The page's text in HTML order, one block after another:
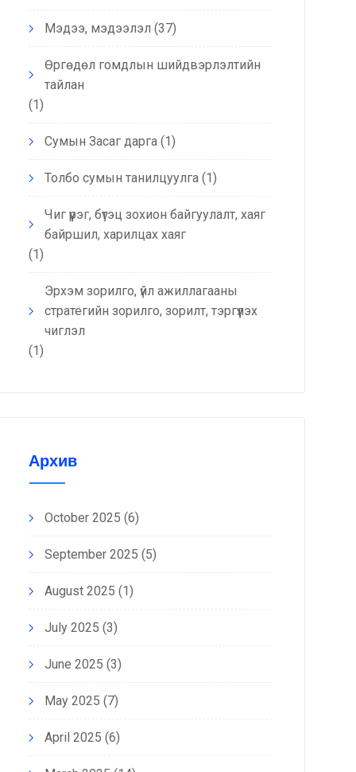
Мэдээ, мэдээлэл (37)
Өргөдөл гомдлын шийдвэрлэлтийн
тайлан
(1)
Сумын Засаг дарга(1)
Толбо сумын танилцуулга(1)
Чиг үүрэг, бүтэц зохион байгуулалт, хаяг
байршил, харилцах хаяг
(1)
Эрхэм зорилго, үйл ажиллагааны
стратегийн зорилго, зорилт, тэргүүлэх
чиглэл
(1)
Архив
October 2025 (6)
September 2025 (5)
August 2025 (1)
July 2025 (3)
June 2025 (3)
May 2025 (7)
April 2025 (6)